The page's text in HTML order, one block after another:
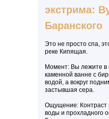
экстрима:
Баранского
Это не просто спа,
реке Кипящая.
Момент: Вы лежите в
каменной ванне с
водой, а вокруг
застывшая сера.
Ощущение: Контраст
воды и прохладного
Оставьте свои контактные
ОСТАВЬ ЗАЯВКУ
ПОСЛУШАЙ